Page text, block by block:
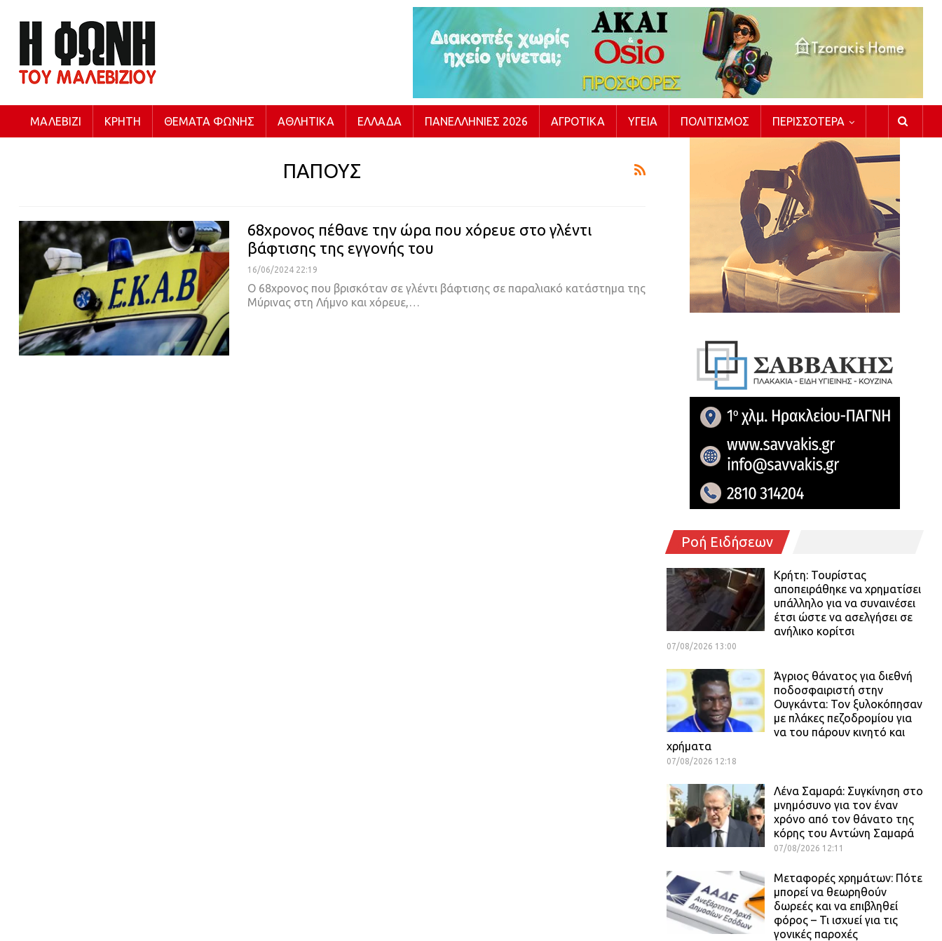
ΜΑΛΕΒΊΖΙ ΚΡΉΤΗ ΘΈΜΑΤΑ ΦΩΝΉΣ ΑΘΛΗΤΙΚΆ ΕΛΛΆΔΑ ΠΑΝΕΛΛΉΝΙΕΣ 2026 ΑΓΡΟΤΙΚΆ ΥΓΕΊΑ ΠΟΛΙΤΙΣΜΌΣ ΠΕΡΙΣΣΌΤΕΡΑ
ΠΑΠΟΥΣ
68χρονος πέθανε την ώρα που χόρευε στο γλέντι
βάφτισης της εγγονής του
16/06/2024 22:19
Ο 68χρονος που βρισκόταν σε γλέντι βάφτισης σε παραλιακό κατάστημα της
Μύρινας στη Λήμνο και χόρευε,…
Ροή Ειδήσεων
Κρήτη: Τουρίστας
αποπειράθηκε να χρηματίσει
υπάλληλο για να συναινέσει
έτσι ώστε να ασελγήσει σε
ανήλικο κορίτσι
07/08/2026 13:00
Άγριος θάνατος για διεθνή
ποδοσφαιριστή στην
Ουγκάντα: Τον ξυλοκόπησαν
με πλάκες πεζοδρομίου για
να του πάρουν κινητό και
χρήματα
07/08/2026 12:18
Λένα Σαμαρά: Συγκίνηση στο
μνημόσυνο για τον έναν
χρόνο από τον θάνατο της
κόρης του Αντώνη Σαμαρά
07/08/2026 12:11
Μεταφορές χρημάτων: Πότε
μπορεί να θεωρηθούν
δωρεές και να επιβληθεί
φόρος – Τι ισχυεί για τις
γονικές παροχές